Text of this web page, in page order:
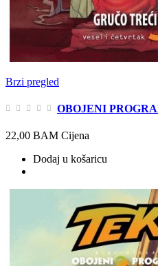
Brzi pregled
OBOJENI
22,00 BAM Cijena
Dodaj u košaricu